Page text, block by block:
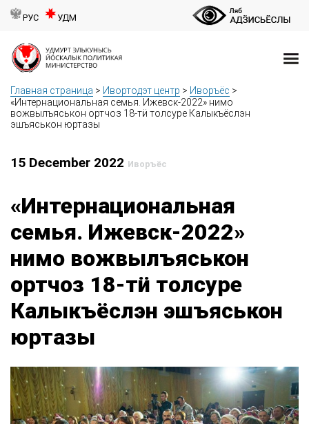
РУС УДМ
Главная страница > Ивортодэт центр > Иворъёс >
«Интернациональная семья. Ижевск-2022» нимо
вожвылъяськон ортчоз 18-тӥ толсуре Калыкъёслэн
эшъяськон юртазы
15 December 2022 Иворъёс
«Интернациональная
семья. Ижевск-2022»
нимо вожвылъяськон
ортчоз 18-тӥ толсуре
Калыкъёслэн эшъяськон
юртазы